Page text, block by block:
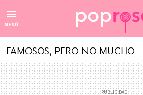
MENÚ
FAMOSOS, PERO NO MUCHO